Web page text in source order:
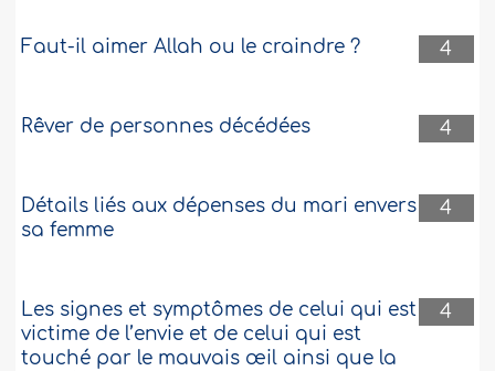
4
Faut-il aimer Allah ou le craindre ?
4
Rêver de personnes décédées
4
Détails liés aux dépenses du mari envers
sa femme
4
Les signes et symptômes de celui qui est
victime de l’envie et de celui qui est
touché par le mauvais œil ainsi que la